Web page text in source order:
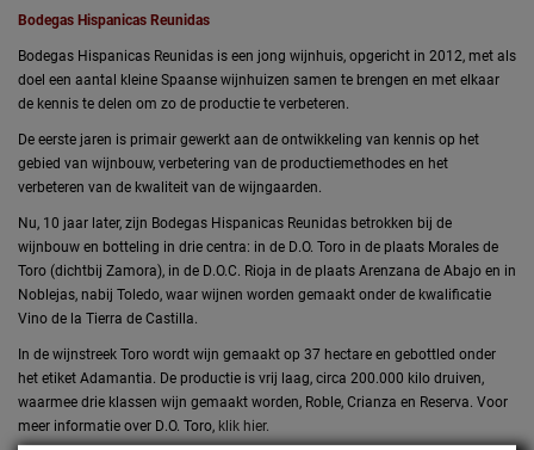
Bodegas Hispanicas Reunidas
Bodegas Hispanicas Reunidas is een jong wijnhuis, opgericht in 2012, met als
doel een aantal kleine Spaanse wijnhuizen samen te brengen en met elkaar
de kennis te delen om zo de productie te verbeteren.
De eerste jaren is primair gewerkt aan de ontwikkeling van kennis op het
gebied van wijnbouw, verbetering van de productiemethodes en het
verbeteren van de kwaliteit van de wijngaarden.
Nu, 10 jaar later, zijn Bodegas Hispanicas Reunidas betrokken bij de
wijnbouw en botteling in drie centra: in de D.O. Toro in de plaats Morales de
Toro (dichtbij Zamora), in de D.O.C. Rioja in de plaats Arenzana de Abajo en in
Noblejas, nabij Toledo, waar wijnen worden gemaakt onder de kwalificatie
Vino de la Tierra de Castilla.
In de wijnstreek Toro wordt wijn gemaakt op 37 hectare en gebottled onder
het etiket Adamantia. De productie is vrij laag, circa 200.000 kilo druiven,
waarmee drie klassen wijn gemaakt worden, Roble, Crianza en Reserva. Voor
meer informatie over D.O. Toro, klik hier.